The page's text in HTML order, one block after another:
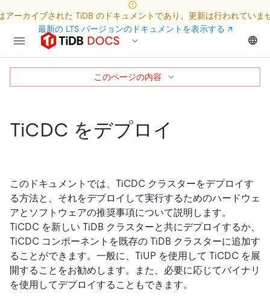
アーカイブされた TiDB のドキュメントであり、更新は行われていま
最新の LTS バージョンのドキュメントを表示する ↗
TiCDC をデプロイ
このドキュメントでは、TiCDC クラスターをデプロイす
る方法と、それをデプロイして実行するためのハードウェ
アとソフトウェアの推奨事項について説明します。
TiCDC を新しい TiDB クラスターと共にデプロイするか、
TiCDC コンポーネントを既存の TiDB クラスターに追加す
ることができます。一般に、TiUP を使用して TiCDC を展
開することをお勧めします。また、必要に応じてバイナリ
を使用してデプロイすることもできます。
このページの内容